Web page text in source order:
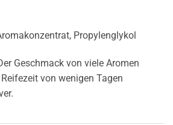
Propylenglykol
Geschmack von viele Aromen
von wenigen Tagen